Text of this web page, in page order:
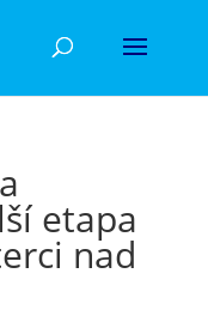
etapa
nad